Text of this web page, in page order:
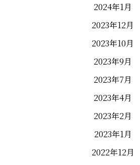
2024年1月
2023年12月
2023年10月
2023年9月
2023年7月
2023年4月
2023年2月
2023年1月
2022年12月